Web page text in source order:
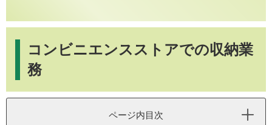
コンビニエンスストアでの収納業
務
ページ内目次